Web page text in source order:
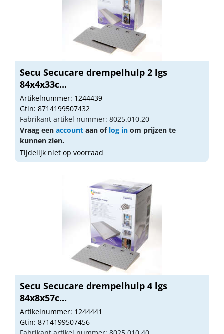
Secu Secucare drempelhulp 2 lgs
84x4x33c...
Artikelnummer: 1244439
Gtin: 8714199507432
Fabrikant artikel nummer: 8025.010.20
Vraag een account aan of log in om prijzen te
kunnen zien.
Tijdelijk niet op voorraad
Secu Secucare drempelhulp 4 lgs
84x8x57c...
Artikelnummer: 1244441
Gtin: 8714199507456